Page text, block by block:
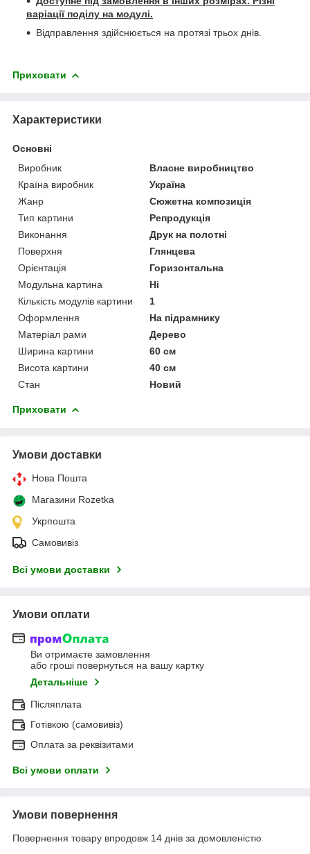
варіації поділу на модулі.
Відправлення здійснюється на протязі трьох днів.
Приховати
Характеристики
Основні
Виробник
Власне виробництво
Країна виробник
Україна
Жанр
Сюжетна композиція
Тип картини
Репродукція
Виконання
Друк на полотні
Поверхня
Глянцева
Орієнтація
Горизонтальна
Модульна картина
Ні
Кількість модулів картини
1
Оформлення
На підрамнику
Матеріал рами
Дерево
Ширина картини
60 см
Висота картини
40 см
Стан
Новий
Приховати
Умови доставки
Нова Пошта
Магазини Rozetka
Укрпошта
Самовивіз
Всі умови доставки
Умови оплати
Ви отримаєте замовлення
або гроші повернуться на вашу картку
Детальніше
Післяплата
Готівкою (самовивіз)
Оплата за реквізитами
Всі умови оплати
Умови повернення
Повернення товару впродовж 14 днів за домовленістю